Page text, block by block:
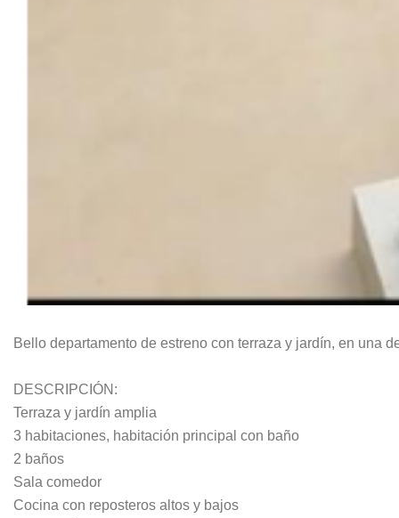
Bello departamento de estreno con terraza y jardín, en una
DESCRIPCIÓN:
Terraza y jardín amplia
3 habitaciones, habitación principal con baño
2 baños
Sala comedor
Cocina con reposteros altos y bajos